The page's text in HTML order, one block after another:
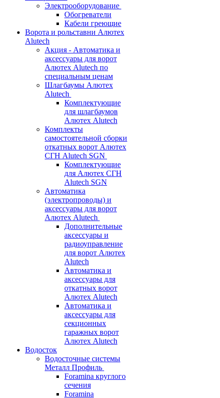
Электрооборудование
Обогреватели
Кабели греющие
Ворота и рольставни Алютех
Alutech
Акция - Автоматика и
аксессуары для ворот
Алютех Alutech по
специальным ценам
Шлагбаумы Алютех
Alutech
Комплектующие
для шлагбаумов
Алютех Alutech
Комплекты
самостоятельной сборки
откатных ворот Алютех
СГН Alutech SGN
Комплектующие
для Алютех СГН
Alutech SGN
Автоматика
(электропроводы) и
аксессуары для ворот
Алютех Alutech
Дополнительные
аксессуары и
радиоуправление
для ворот Алютех
Alutech
Автоматика и
аксессуары для
откатных ворот
Алютех Alutech
Автоматика и
аксессуары для
секционных
гаражных ворот
Алютех Alutech
Водосток
Водосточные системы
Металл Профиль
Foramina круглого
сечения
Foramina